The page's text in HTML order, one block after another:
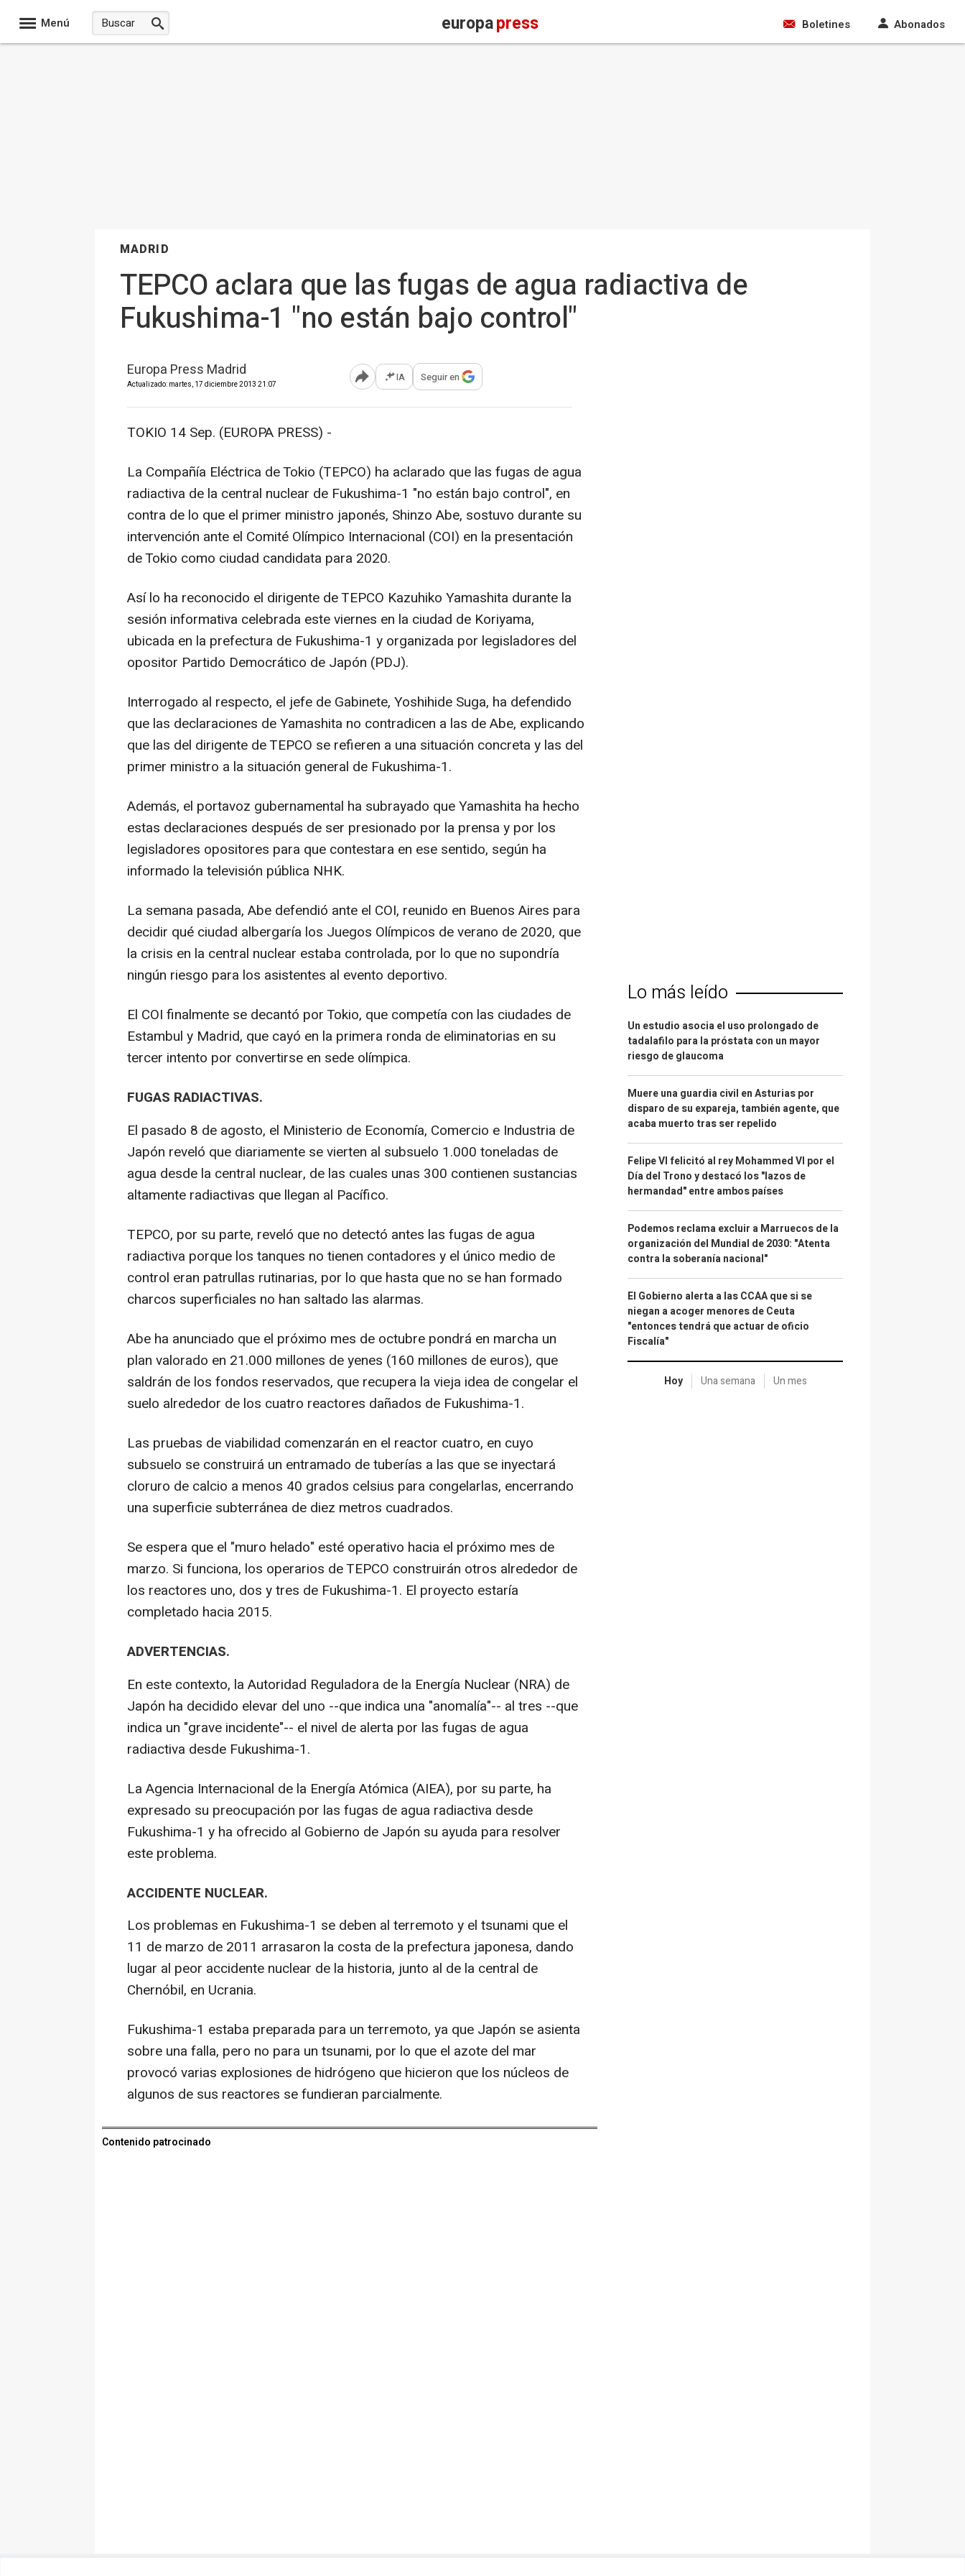
Menú europapress Boletines Abonados
MADRID
TEPCO aclara que las fugas de agua radiactiva de
Fukushima-1 "no están bajo control"
Europa Press Madrid
Actualizado: martes, 17 diciembre 2013 21:07 Abrir opciones para compartir
IA Seguir en
TOKIO 14 Sep. (EUROPA PRESS) -
La Compañía Eléctrica de Tokio (TEPCO) ha aclarado que las fugas de agua
radiactiva de la central nuclear de Fukushima-1 "no están bajo control", en
contra de lo que el primer ministro japonés, Shinzo Abe, sostuvo durante su
intervención ante el Comité Olímpico Internacional (COI) en la presentación
de Tokio como ciudad candidata para 2020.
Así lo ha reconocido el dirigente de TEPCO Kazuhiko Yamashita durante la
sesión informativa celebrada este viernes en la ciudad de Koriyama,
ubicada en la prefectura de Fukushima-1 y organizada por legisladores del
opositor Partido Democrático de Japón (PDJ).
Interrogado al respecto, el jefe de Gabinete, Yoshihide Suga, ha defendido
que las declaraciones de Yamashita no contradicen a las de Abe, explicando
que las del dirigente de TEPCO se refieren a una situación concreta y las del
primer ministro a la situación general de Fukushima-1.
Además, el portavoz gubernamental ha subrayado que Yamashita ha hecho
estas declaraciones después de ser presionado por la prensa y por los
legisladores opositores para que contestara en ese sentido, según ha
informado la televisión pública NHK.
La semana pasada, Abe defendió ante el COI, reunido en Buenos Aires para
decidir qué ciudad albergaría los Juegos Olímpicos de verano de 2020, que
la crisis en la central nuclear estaba controlada, por lo que no supondría
ningún riesgo para los asistentes al evento deportivo.
El COI finalmente se decantó por Tokio, que competía con las ciudades de
Estambul y Madrid, que cayó en la primera ronda de eliminatorias en su
tercer intento por convertirse en sede olímpica.
FUGAS RADIACTIVAS.
El pasado 8 de agosto, el Ministerio de Economía, Comercio e Industria de
Japón reveló que diariamente se vierten al subsuelo 1.000 toneladas de
agua desde la central nuclear, de las cuales unas 300 contienen sustancias
altamente radiactivas que llegan al Pacífico.
TEPCO, por su parte, reveló que no detectó antes las fugas de agua
radiactiva porque los tanques no tienen contadores y el único medio de
control eran patrullas rutinarias, por lo que hasta que no se han formado
charcos superficiales no han saltado las alarmas.
Abe ha anunciado que el próximo mes de octubre pondrá en marcha un
plan valorado en 21.000 millones de yenes (160 millones de euros), que
saldrán de los fondos reservados, que recupera la vieja idea de congelar el
suelo alrededor de los cuatro reactores dañados de Fukushima-1.
Las pruebas de viabilidad comenzarán en el reactor cuatro, en cuyo
subsuelo se construirá un entramado de tuberías a las que se inyectará
cloruro de calcio a menos 40 grados celsius para congelarlas, encerrando
una superficie subterránea de diez metros cuadrados.
Se espera que el "muro helado" esté operativo hacia el próximo mes de
marzo. Si funciona, los operarios de TEPCO construirán otros alrededor de
los reactores uno, dos y tres de Fukushima-1. El proyecto estaría
completado hacia 2015.
ADVERTENCIAS.
En este contexto, la Autoridad Reguladora de la Energía Nuclear (NRA) de
Japón ha decidido elevar del uno --que indica una "anomalía"-- al tres --que
indica un "grave incidente"-- el nivel de alerta por las fugas de agua
radiactiva desde Fukushima-1.
La Agencia Internacional de la Energía Atómica (AIEA), por su parte, ha
expresado su preocupación por las fugas de agua radiactiva desde
Fukushima-1 y ha ofrecido al Gobierno de Japón su ayuda para resolver
este problema.
ACCIDENTE NUCLEAR.
Los problemas en Fukushima-1 se deben al terremoto y el tsunami que el
11 de marzo de 2011 arrasaron la costa de la prefectura japonesa, dando
lugar al peor accidente nuclear de la historia, junto al de la central de
Chernóbil, en Ucrania.
Fukushima-1 estaba preparada para un terremoto, ya que Japón se asienta
sobre una falla, pero no para un tsunami, por lo que el azote del mar
provocó varias explosiones de hidrógeno que hicieron que los núcleos de
algunos de sus reactores se fundieran parcialmente.
Contenido patrocinado
Lo más leído
Un estudio asocia el uso prolongado de
tadalafilo para la próstata con un mayor
riesgo de glaucoma
Muere una guardia civil en Asturias por
disparo de su expareja, también agente, que
acaba muerto tras ser repelido
Felipe VI felicitó al rey Mohammed VI por el
Día del Trono y destacó los "lazos de
hermandad" entre ambos países
Podemos reclama excluir a Marruecos de la
organización del Mundial de 2030: "Atenta
contra la soberanía nacional"
El Gobierno alerta a las CCAA que si se
niegan a acoger menores de Ceuta
"entonces tendrá que actuar de oficio
Fiscalía"
Hoy Una semana Un mes